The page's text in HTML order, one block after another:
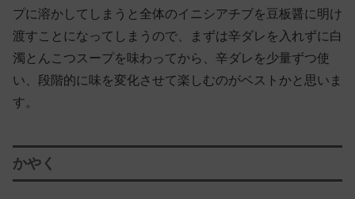
プに溶かしてしまうと全体のイニシアチブを豆板醤に明け
渡すことになってしまうので、まずは辛ダレを入れずに白
濁とんこつスープを味わってから、辛ダレを少量ずつ使
い、段階的に味を変化させて楽しむのがベストかと思いま
す。
かやく